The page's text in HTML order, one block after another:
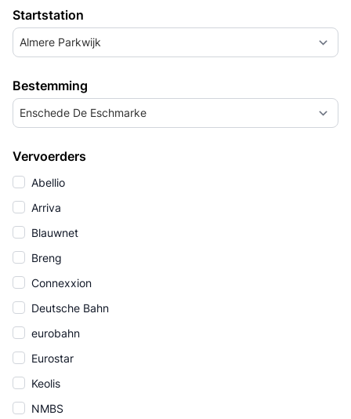
Startstation
Almere Parkwijk
Bestemming
Enschede De Eschmarke
Vervoerders
Abellio
Arriva
Blauwnet
Breng
Connexxion
Deutsche Bahn
eurobahn
Eurostar
Keolis
NMBS